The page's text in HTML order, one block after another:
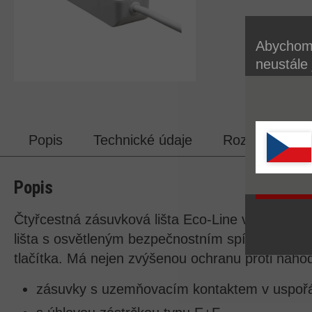
Popis Technické údaje Rozsah
Popis
Čtyřcestná zásuvková lišta Eco-Line v bílé
lišta s osvětleným bezpečnostním spínačem
tlačítka. Má nejen zvýšenou ochranu proti
zásuvky s uzemňovacím kontaktem v